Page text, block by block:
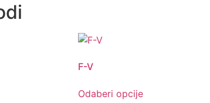
F-V
Odaberi opcije